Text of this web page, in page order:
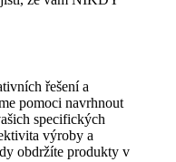
řešení a
pomoci navrhnout
specifických
výroby a
obdržíte produkty v